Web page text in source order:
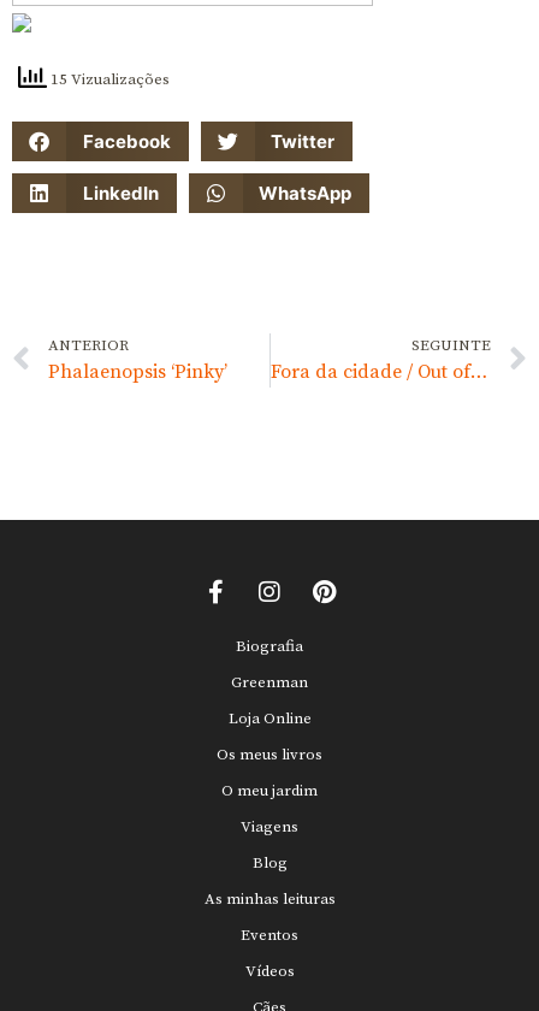
15 Vizualizações
Facebook Twitter
LinkedIn WhatsApp
ANTERIOR
Phalaenopsis ‘Pinky’
SEGUINTE
Fora da cidade / Out of the city (2)
Biografia
Greenman
Loja Online
Os meus livros
O meu jardim
Viagens
Blog
As minhas leituras
Eventos
Vídeos